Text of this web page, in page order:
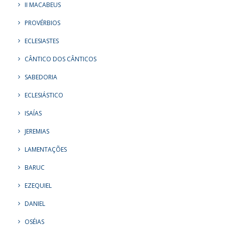
II MACABEUS
PROVÉRBIOS
ECLESIASTES
CÂNTICO DOS CÂNTICOS
SABEDORIA
ECLESIÁSTICO
ISAÍAS
JEREMIAS
LAMENTAÇÕES
BARUC
EZEQUIEL
DANIEL
OSÉIAS